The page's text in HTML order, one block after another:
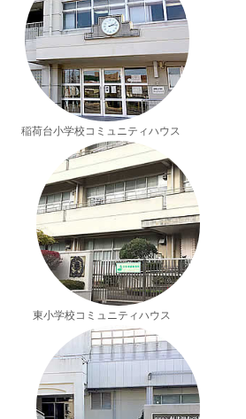
稲荷台小学校コミュニティハウス
東小学校コミュニティハウス